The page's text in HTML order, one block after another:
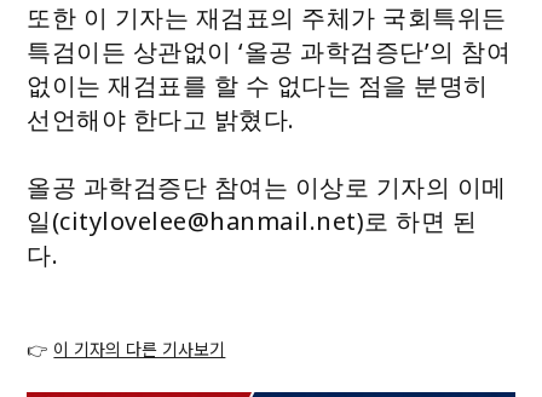
또한 이 기자는 재검표의 주체가 국회특위든
특검이든 상관없이 ‘올공 과학검증단’의 참여
없이는 재검표를 할 수 없다는 점을 분명히
선언해야 한다고 밝혔다.
올공 과학검증단 참여는 이상로 기자의 이메
일(citylovelee@hanmail.net)로 하면 된
다.
👉 이 기자의 다른 기사보기